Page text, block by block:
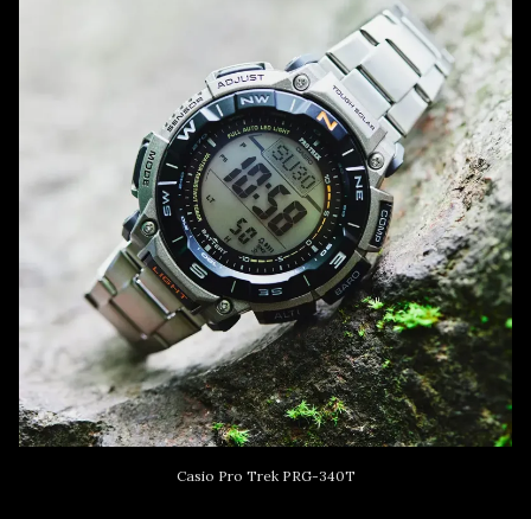
id=Jam%20Tangan&list-
referer-
Casio Pro Trek PRG-340T